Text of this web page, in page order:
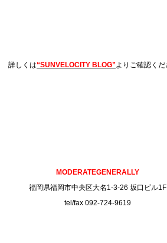
詳しくは“SUNVELOCITY BLOG”よりご確認くだ
MODERATEGENERALLY
福岡県福岡市中央区大名1-3-26 坂口ビル1F
tel/fax 092-724-9619